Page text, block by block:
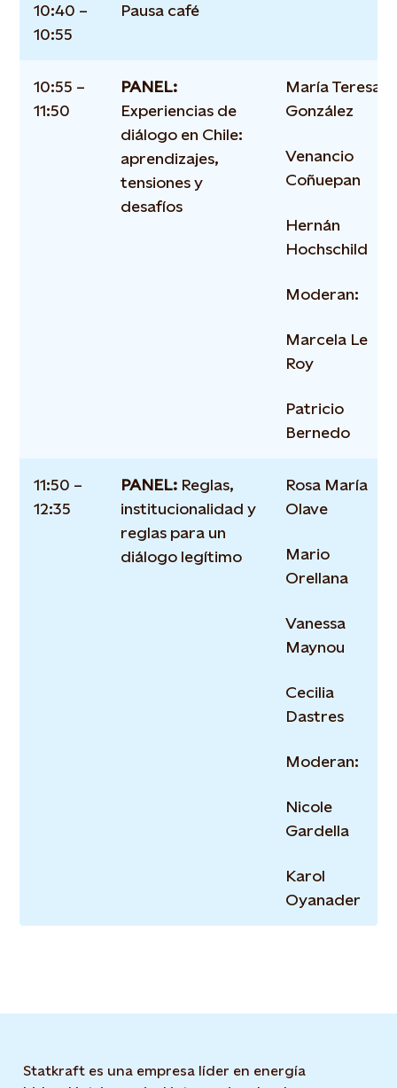
10:40 –
10:55
Pausa café
10:55 –
11:50
PANEL:
Experiencias de
diálogo en Chile:
aprendizajes,
tensiones y
desafíos
María Teresa
González
Venancio
Coñuepan
Hernán
Hochschild
Moderan:
Marcela Le
Roy
Patricio
Bernedo
11:50 –
12:35
PANEL: Reglas,
institucionalidad y
reglas para un
diálogo legítimo
Rosa María
Olave
Mario
Orellana
Vanessa
Maynou
Cecilia
Dastres
Moderan:
Nicole
Gardella
Karol
Oyanader
Statkraft es una empresa líder en energía